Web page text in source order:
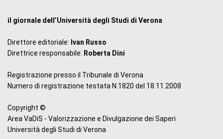
il giornale dell’Università degli Studi di Verona
Direttore editoriale: Ivan Russo
Direttrice responsabile: Roberta Dini
Registrazione presso il Tribunale di Verona
Numero di registrazione testata N.1820 del 18.11.2008
Copyright ©
Area VaDiS - Valorizzazione e Divulgazione dei Saperi
Università degli Studi di Verona